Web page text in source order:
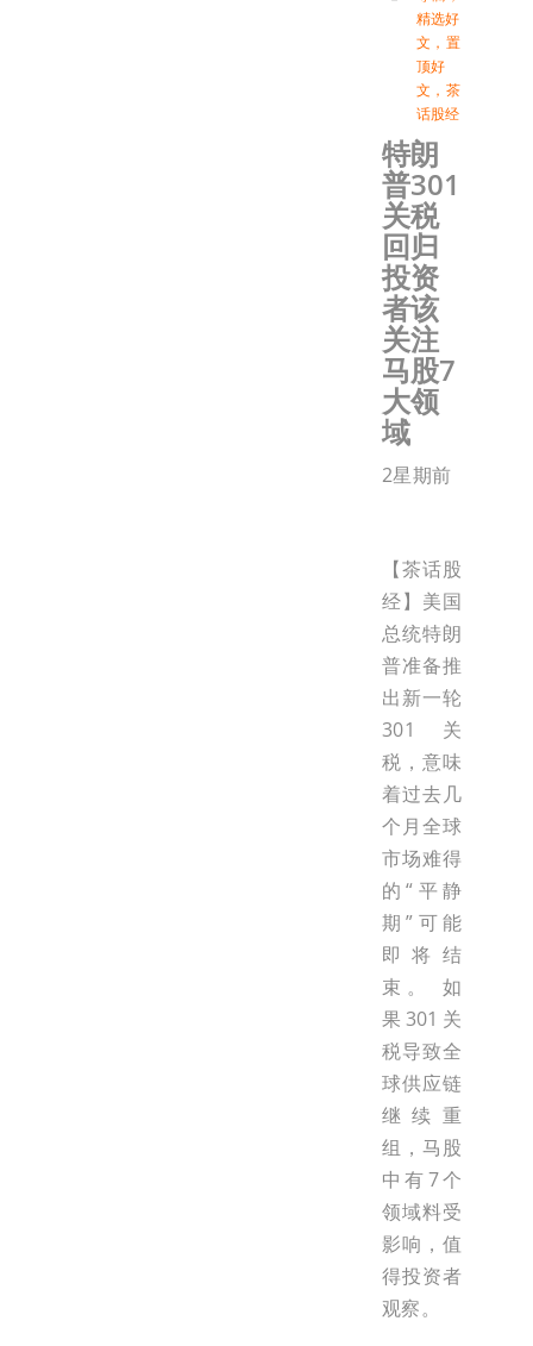
精选好
文 ， 置
顶好
文 ， 茶
话股经
特朗
普301
关税
回归
投资
者该
关注
马股7
大领
域
2星期前
【茶话股
经】美国
总统特朗
普准备推
出新一轮
301关
税，意味
着过去几
个月全球
市场难得
的“平静
期”可能
即将结
束。 如
果301关
税导致全
球供应链
继续重
组，马股
中有7个
领域料受
影响，值
得投资者
观察。